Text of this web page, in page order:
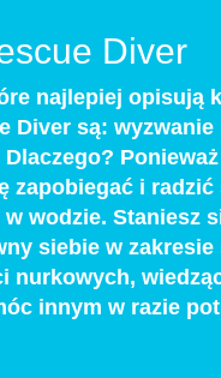
Diver
najlepiej opisują
Diver są: wyzwanie
Ponieważ
zapobiegać i radzić
wodzie. Staniesz
siebie w zakresie
nurkowych,
innym w razie